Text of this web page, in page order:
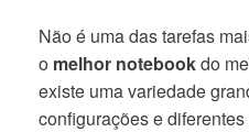
Não é uma das tarefas
o melhor notebookdo
existe uma variedade
configurações e